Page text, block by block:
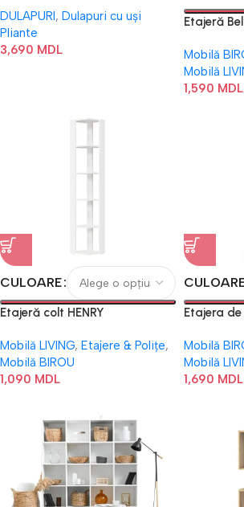
DULAPURI, Dulapuri cu uși
Pliante
3,690 MDL
Etajeră
Mobilă
Mobilă
1,590 MDL
CULOARE
Etajeră colt HENRY
Mobilă LIVING, Etajere & Polițe,
Mobilă BIROU
1,090 MDL
Etajera
Mobilă
Mobilă
1,690 MDL